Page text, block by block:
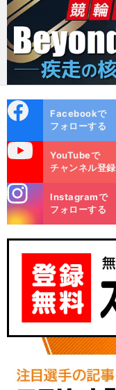
ok
Facebookで
フォローする
YouTubeで
チャンネル登録
m
Instagramで
フォローする